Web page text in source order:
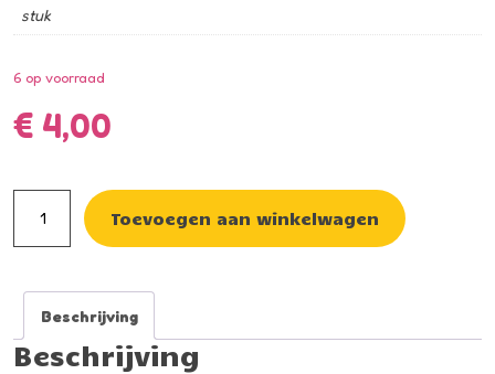
€ 4,00
6 op voorraad
zoet
aantal
Toevoegen aan winkelwagen
stuk
Beschrijving
Beschrijving